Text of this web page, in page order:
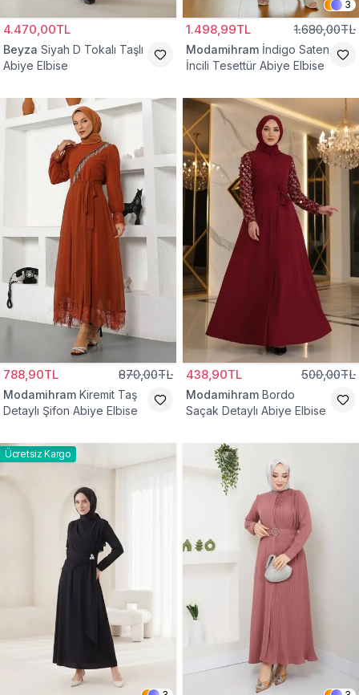
4.470,00TL
Beyza Siyah D Tokalı Taşlı
Abiye Elbise
3
1.498,99TL 1.680,00TL
Modamihram İndigo Saten
İncili Tesettür Abiye Elbise
788,90TL 870,00TL
Modamihram Kiremit Taş
Detaylı Şifon Abiye Elbise
438,90TL 500,00TL
Modamihram Bordo
Saçak Detaylı Abiye Elbise
Ücretsiz Kargo